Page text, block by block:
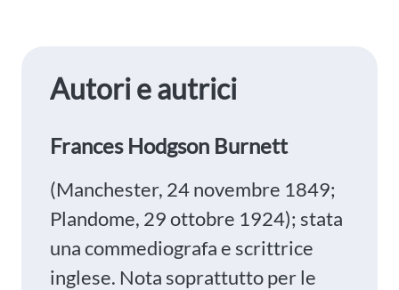
Autori e autrici
Frances Hodgson Burnett
(Manchester, 24 novembre 1849;
Plandome, 29 ottobre 1924); stata
una commediografa e scrittrice
inglese. Nota soprattutto per le